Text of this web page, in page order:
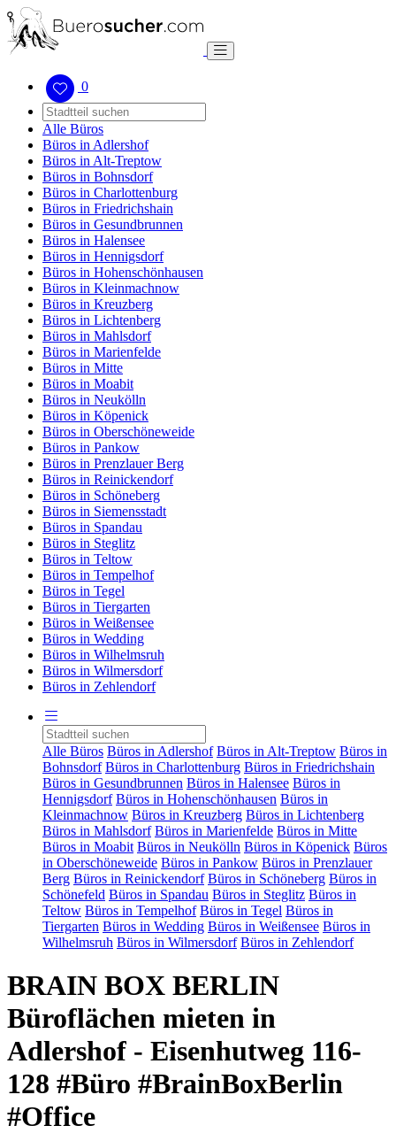
0
Alle Büros
Büros in Adlershof
Büros in Alt-Treptow
Büros in Bohnsdorf
Büros in Charlottenburg
Büros in Friedrichshain
Büros in Gesundbrunnen
Büros in Halensee
Büros in Hennigsdorf
Büros in Hohenschönhausen
Büros in Kleinmachnow
Büros in Kreuzberg
Büros in Lichtenberg
Büros in Mahlsdorf
Büros in Marienfelde
Büros in Mitte
Büros in Moabit
Büros in Neukölln
Büros in Köpenick
Büros in Oberschöneweide
Büros in Pankow
Büros in Prenzlauer Berg
Büros in Reinickendorf
Büros in Schöneberg
Büros in Siemensstadt
Büros in Spandau
Büros in Steglitz
Büros in Teltow
Büros in Tempelhof
Büros in Tegel
Büros in Tiergarten
Büros in Weißensee
Büros in Wedding
Büros in Wilhelmsruh
Büros in Wilmersdorf
Büros in Zehlendorf
Alle Büros Büros in Adlershof Büros in Alt-Treptow Büros in
Bohnsdorf Büros in Charlottenburg Büros in Friedrichshain
Büros in Gesundbrunnen Büros in Halensee Büros in
Hennigsdorf Büros in Hohenschönhausen Büros in
Kleinmachnow Büros in Kreuzberg Büros in Lichtenberg
Büros in Mahlsdorf Büros in Marienfelde Büros in Mitte
Büros in Moabit Büros in Neukölln Büros in Köpenick Büros
in Oberschöneweide Büros in Pankow Büros in Prenzlauer
Berg Büros in Reinickendorf Büros in Schöneberg Büros in
Schönefeld Büros in Spandau Büros in Steglitz Büros in
Teltow Büros in Tempelhof Büros in Tegel Büros in
Tiergarten Büros in Wedding Büros in Weißensee Büros in
Wilhelmsruh Büros in Wilmersdorf Büros in Zehlendorf
BRAIN BOX BERLIN
Büroflächen mieten in
Adlershof - Eisenhutweg 116-
128 #Büro #BrainBoxBerlin
#Office